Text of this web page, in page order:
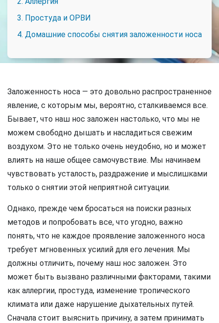
3. Простуда и ОРВИ
4. Домашние способы снятия заложенности носа
Заложенность носа — это довольно распространенное
явление, с которым мы, вероятно, сталкиваемся все.
Бывает, что наш нос заложен настолько, что мы не
можем свободно дышать и насладиться свежим
воздухом. Это не только очень неудобно, но и может
влиять на наше общее самочувствие. Мы начинаем
чувствовать усталость, раздражение и мыслишками
только о снятии этой неприятной ситуации.
Однако, прежде чем бросаться на поиски разных
методов и попробовать все, что угодно, важно
понять, что не каждое проявление заложенного носа
требует мгновенных усилий для его лечения. Мы
должны отличить, почему наш нос заложен. Это
может быть вызвано различными факторами, такими
как аллергии, простуда, изменение тропического
климата или даже нарушение дыхательных путей.
Сначала стоит выяснить причину, а затем принимать